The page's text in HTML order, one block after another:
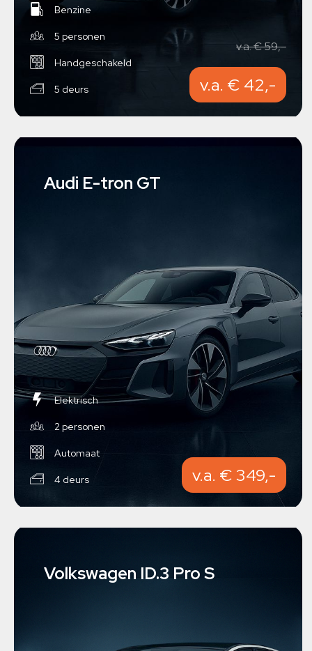
Benzine
5 personen
Handgeschakeld
5 deurs
v.a. € 59,-
v.a. € 42,-
Audi E-tron GT
Elektrisch
2 personen
Automaat
4 deurs v.a. € 349,-
Volkswagen ID.3 Pro S